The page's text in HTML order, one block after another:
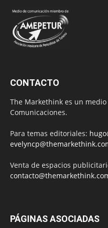
CONTACTO
The Markethink es un
Comunicaciones.
Para temas editoriales:
Venta de espacios
PÁGINAS ASOCIADAS